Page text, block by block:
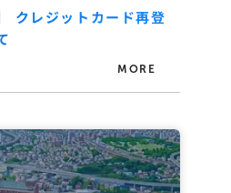
クレジットカード再登
MORE